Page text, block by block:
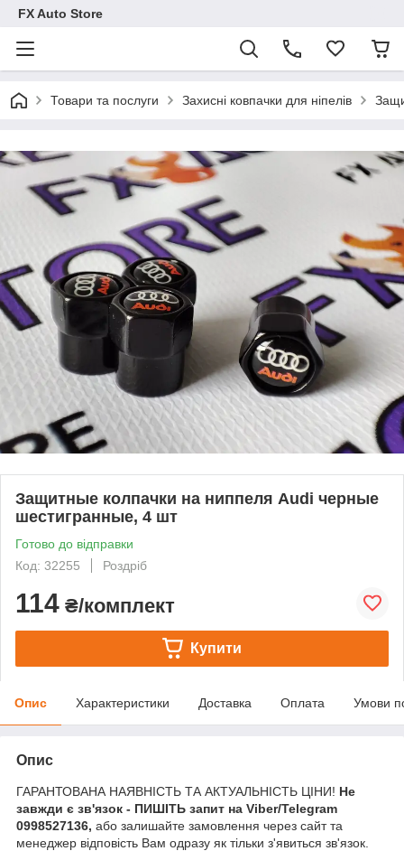
FX Auto Store
Товари та послуги Захисні ковпачки для ніпелів
Защитные колпачки на ниппеля Audi черные
шестигранные, 4 шт
Готово до відправки
Код: 32255
Роздріб
114 ₴/комплект
Купити
Опис Характеристики Доставка Оплата Умови
Опис
ГАРАНТОВАНА НАЯВНІСТЬ ТА АКТУАЛЬНІСТЬ ЦІНИ! Не
завжди є зв'язок - ПИШІТЬ запит на Viber/Telegram
0998527136, або залишайте замовлення через сайт та
менеджер відповість Вам одразу як тільки з'явиться зв'язок.